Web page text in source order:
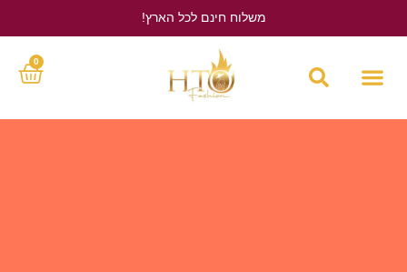
משלוח חינם לכל הארץ!
0